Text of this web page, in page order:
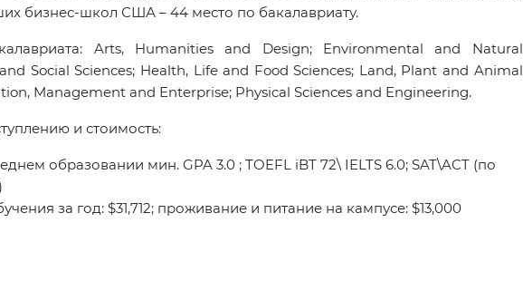
бизнес-школ США – 44 место по бакалавриату.
Arts, Humanities and Design; Environmental and Natural
Social Sciences; Health, Life and Food Sciences; Land, Plant and Animal
Management and Enterprise; Physical Sciences and Engineering.
и стоимость:
образовании мин. GPA 3.0 ; TOEFL iBT 72\ IELTS 6.0; SAT\ACT (по
за год: $31,712; проживание и питание на кампусе: $13,000